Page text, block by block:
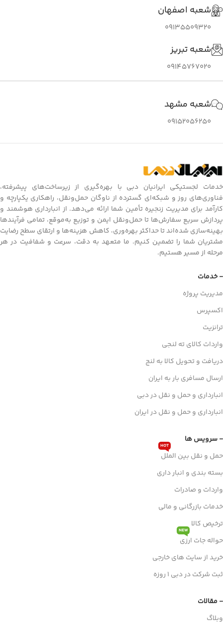
شعبه اصفهان
09135509320
شعبه تبریز
09145767020
شعبه مشهد
09152056250
خدمات لجستیکی ایرانیان دبی با بهره‌گیری از زیرساخت‌های پیشرفته،
فناوری‌های روز و شبکه‌ای گسترده از ناوگان حمل‌ونقل، راهکاری یکپارچه و
کارآمد برای مدیریت زنجیره تأمین شما ارائه می‌دهد. از انبارداری هوشمند و
پردازش سریع سفارش‌ها تا حمل‌ونقل ایمن و توزیع به‌موقع، تمامی فرآیندها
بهینه‌سازی شده‌اند تا حداکثر بهره‌وری، کاهش هزینه‌ها و ارتقای سطح رضایت
مشتریان شما را تضمین کنیم. ما متعهد به دقت، سرعت و شفافیت در هر
مرحله از مسیر هستیم.
- خدمات
مدیریت پروژه
اکسپرس
ترانزیت
واردات کالای ته لنجی
دریافت و تحویل کالا به لنج
ارسال مسافری بار به ایران
انبارداری و حمل و نقل در دبی
انبارداری و حمل و نقل در ایران
- سرویس ها
حمل و نقل بین الملل
HOT
بسته بندی و انبار داری
واردات و صادرات
خدمات بازرگانی و مالی
ترخیص کالا
حواله جات ارزی
NEW
خرید از سایت های خارجی
ثبت شرکت در دبی 1 روزه
- مقالات
وبلاگ